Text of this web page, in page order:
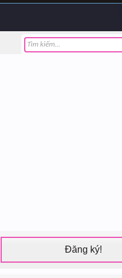
Đăng ký!